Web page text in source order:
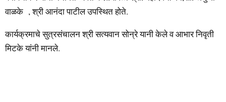
वाळके , श्री आनंदा पाटील उपस्थित होते.
कार्यक्रमाचे सुत्रसंचालन श्री सत्यवान सोन्रे यानी केले व आभार निवृती
मिटके यांनी मानले.